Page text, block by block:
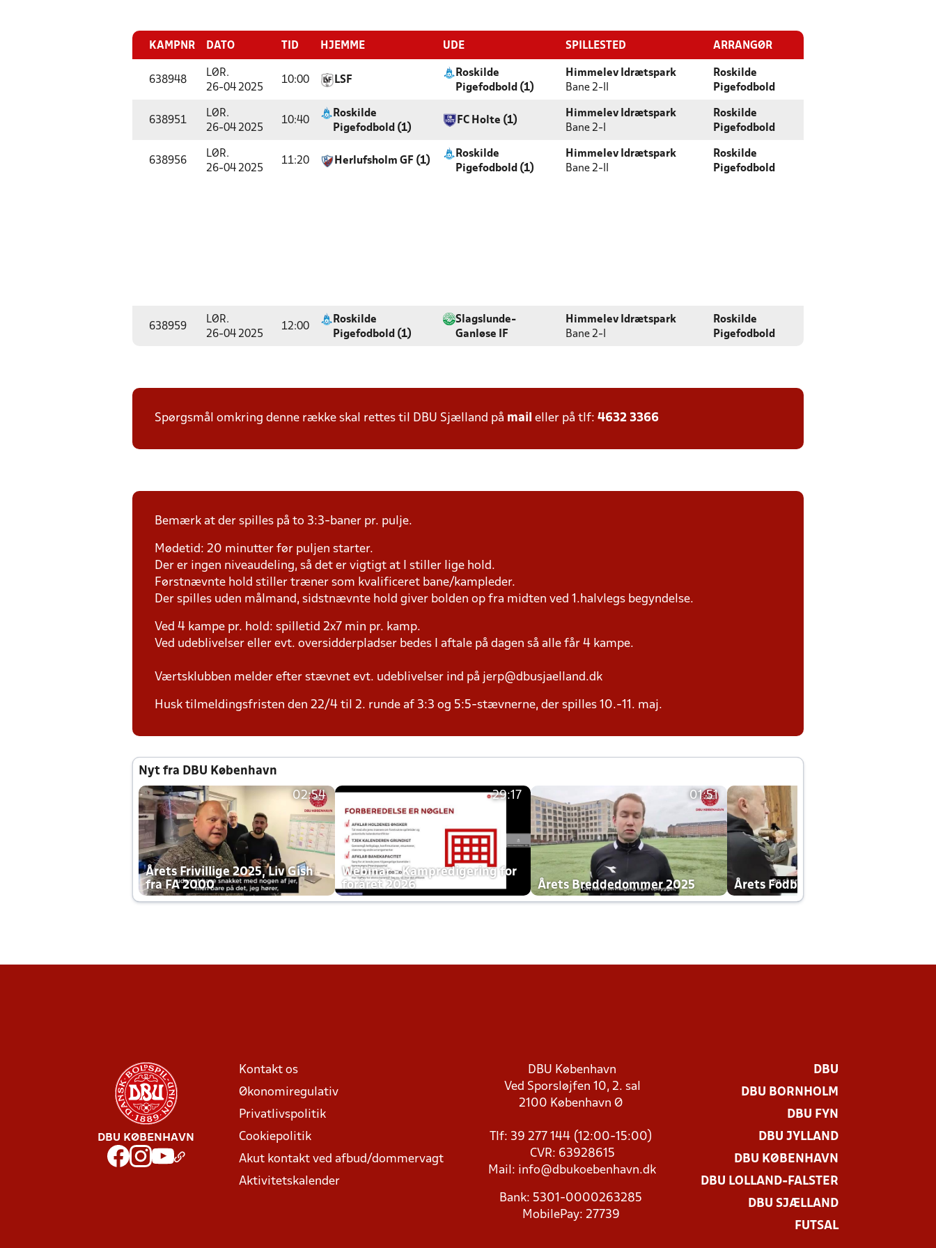
KAMPNR DATO TID HJEMME UDE SPILLESTED ARRANGØR
638948
LØR.
26-04 2025
10:00 LSF
Roskilde
Pigefodbold (1)
Himmelev Idrætspark
Bane 2-ll
Roskilde
Pigefodbold
638951
LØR.
26-04 2025
10:40
Roskilde
Pigefodbold (1)
FC Holte (1)
Himmelev Idrætspark
Bane 2-l
Roskilde
Pigefodbold
638956
LØR.
26-04 2025
11:20 Herlufsholm GF (1)
Roskilde
Pigefodbold (1)
Himmelev Idrætspark
Bane 2-ll
Roskilde
Pigefodbold
638959
LØR.
26-04 2025
12:00
Roskilde
Pigefodbold (1)
Slagslunde-
Ganløse IF
Himmelev Idrætspark
Bane 2-l
Roskilde
Pigefodbold
Spørgsmål omkring denne række skal rettes til DBU Sjælland på mail eller på tlf: 4632 3366
Bemærk at der spilles på to 3:3-baner pr. pulje.
Mødetid: 20 minutter før puljen starter.
Der er ingen niveaudeling, så det er vigtigt at I stiller lige hold.
Førstnævnte hold stiller træner som kvalificeret bane/kampleder.
Der spilles uden målmand, sidstnævnte hold giver bolden op fra midten ved 1.halvlegs begyndelse.
Ved 4 kampe pr. hold: spilletid 2x7 min pr. kamp.
Ved udeblivelser eller evt. oversidderpladser bedes I aftale på dagen så alle får 4 kampe.
Værtsklubben melder efter stævnet evt. udeblivelser ind på jerp@dbusjaelland.dk
Husk tilmeldingsfristen den 22/4 til 2. runde af 3:3 og 5:5-stævnerne, der spilles 10.-11. maj.
Nyt fra DBU København
02:54
Årets Frivillige 2025, Liv Gish
fra FA 2000
29:17
Webinar - Kampredigering for
foråret 2026
01:51
Årets Breddedommer 2025 Årets Fodboldklub 2025 mp4
DBU KØBENHAVN
Kontakt os
Økonomiregulativ
Privatlivspolitik
Cookiepolitik
Akut kontakt ved afbud/dommervagt
Aktivitetskalender
DBU København
Ved Sporsløjfen 10, 2. sal
2100 København Ø
Tlf: 39 277 144 (12:00-15:00)
CVR: 63928615
Mail: info@dbukoebenhavn.dk
Bank: 5301-0000263285
MobilePay: 27739
DBU
DBU BORNHOLM
DBU FYN
DBU JYLLAND
DBU KØBENHAVN
DBU LOLLAND-FALSTER
DBU SJÆLLAND
FUTSAL